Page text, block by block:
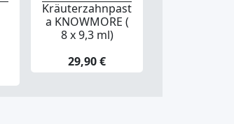
Kräuterzahnpast
a KNOWMORE (
8 x 9,3 ml)
29,90 €